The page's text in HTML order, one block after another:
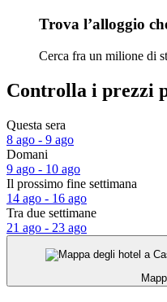
Trova l’alloggio
Cerca fra un milione di
Controlla i prezzi
Questa sera
8 ago - 9 ago
Domani
9 ago - 10 ago
Il prossimo fine settimana
14 ago - 16 ago
Tra due settimane
21 ago - 23 ago